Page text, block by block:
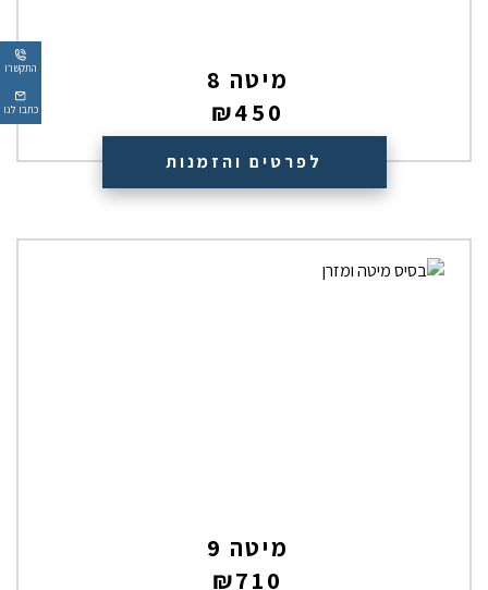
התקשרו
כתבו לנו
מיטה 8
₪450
לפרטים והזמנות
מיטה 9
₪710